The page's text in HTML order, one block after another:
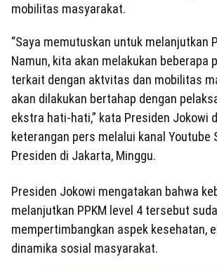
mobilitas masyarakat.
“Saya memutuskan untuk melanjutkan
Namun, kita akan melakukan beberapa
terkait dengan aktvitas dan mobilitas
akan dilakukan bertahap dengan
ekstra hati-hati,” kata Presiden Jokowi
keterangan pers melalui kanal Youtube
Presiden di Jakarta, Minggu.
Presiden Jokowi mengatakan bahwa
melanjutkan PPKM level 4 tersebut
mempertimbangkan aspek kesehatan,
dinamika sosial masyarakat.